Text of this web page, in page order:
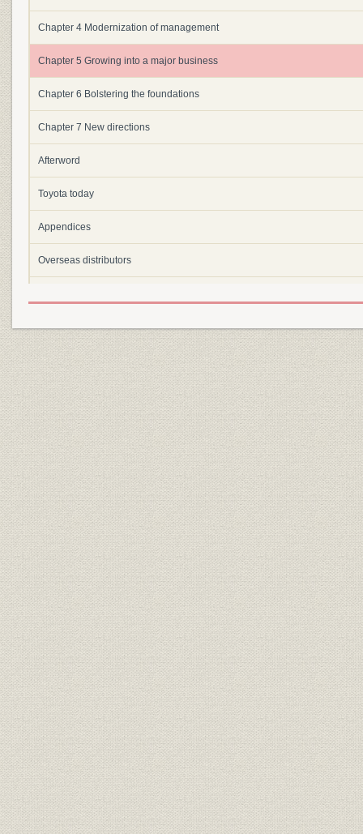
Chapter 4 Modernization of management
Chapter 5 Growing into a major business
Chapter 6 Bolstering the foundations
Chapter 7 New directions
Afterword
Toyota today
Appendices
Overseas distributors
Contributors
Bibliography
Index